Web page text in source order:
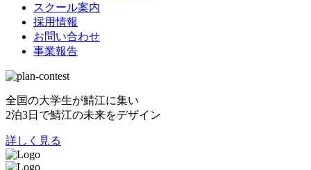
スクール案内
採用情報
お問い合わせ
事業報告
全国の大学生が鯖江に集い
2泊3日で鯖江の未来をデザイン
詳しく見る